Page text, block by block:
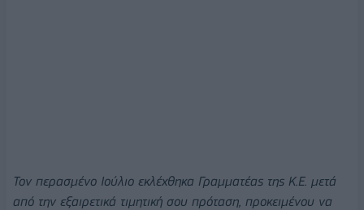
Τον περασμένο Ιούλιο εκλέχθηκα Γραμματέας της Κ.Ε. μετά
από την εξαιρετικά τιμητική σου πρόταση, προκειμένου να